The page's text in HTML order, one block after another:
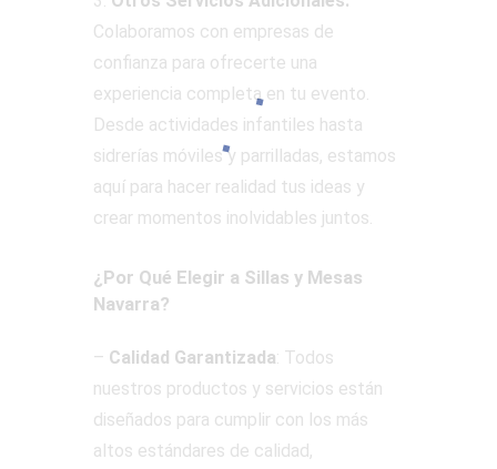
Colaboramos con empresas de
confianza para ofrecerte una
experiencia completa en tu evento.
Desde actividades infantiles hasta
sidrerías móviles y parrilladas, estamos
aquí para hacer realidad tus ideas y
crear momentos inolvidables juntos.
¿Por Qué Elegir a Sillas y Mesas
Navarra?
– Calidad Garantizada: Todos
nuestros productos y servicios están
diseñados para cumplir con los más
altos estándares de calidad,